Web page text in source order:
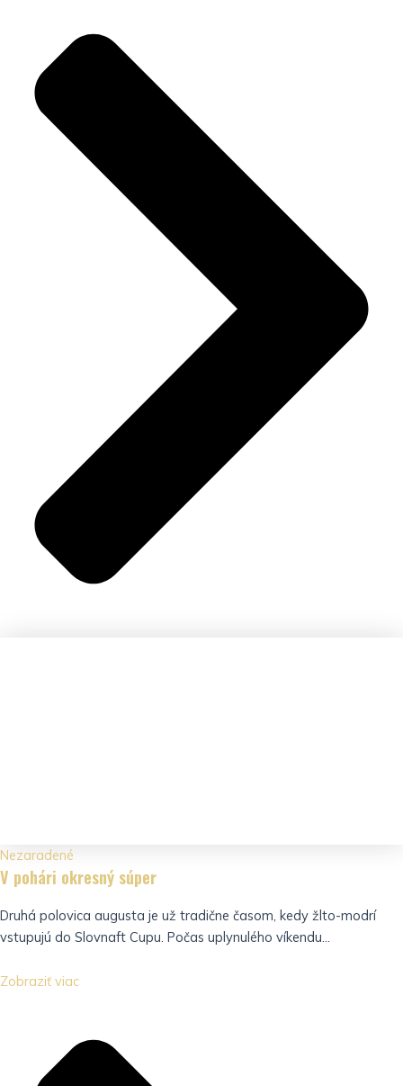
Nezaradené
V pohári okresný súper
Druhá polovica augusta je už tradične časom, kedy žlto-modrí
vstupujú do Slovnaft Cupu. Počas uplynulého víkendu...
Zobraziť viac